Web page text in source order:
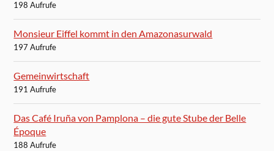
198 Aufrufe
Monsieur Eiffel kommt in den Amazonasurwald
197 Aufrufe
Gemeinwirtschaft
191 Aufrufe
Das Café Iruña von Pamplona – die gute Stube der Belle
Époque
188 Aufrufe